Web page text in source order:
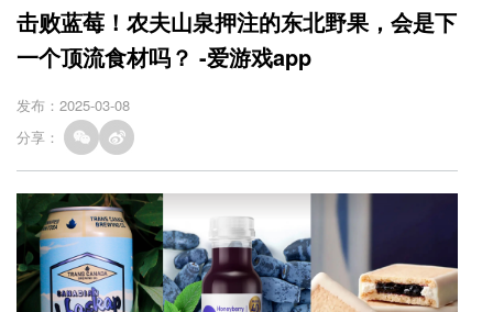
击败蓝莓！农夫山泉押注的东北野果，会是下
一个顶流食材吗？ -爱游戏app
发布：2025-03-08
分享：